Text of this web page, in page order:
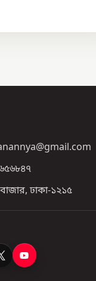
ঢাকা-১২১৫